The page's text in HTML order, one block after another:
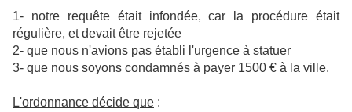
1- notre requête était infondée, car la procédure était
régulière, et devait être rejetée
2- que nous n'avions pas établi l'urgence à statuer
3- que nous soyons condamnés à payer 1500 € à la ville.
L'ordonnance décide que :